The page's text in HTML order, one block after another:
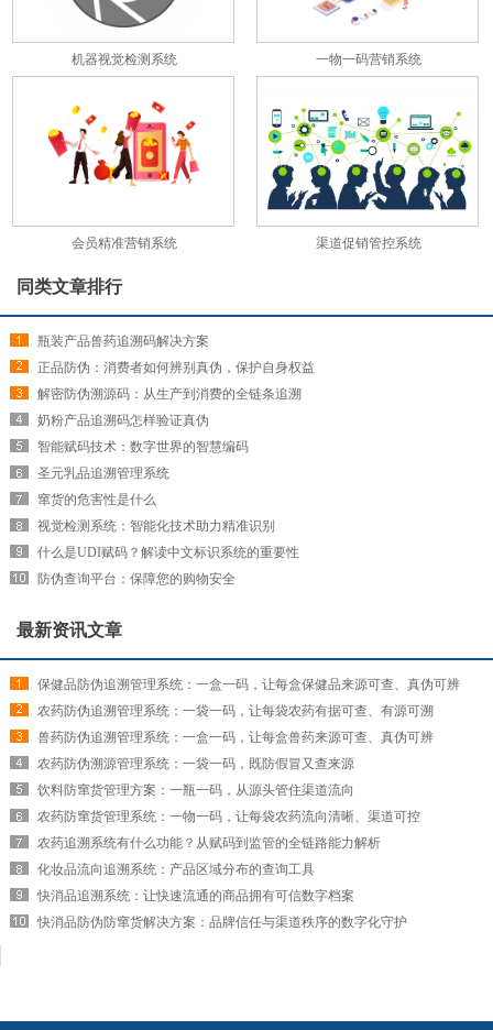
机器视觉检测系统 一物一码营销系统
会员精准营销系统 渠道促销管控系统
同类文章排行
瓶装产品兽药追溯码解决方案
正品防伪：消费者如何辨别真伪，保护自身权益
解密防伪溯源码：从生产到消费的全链条追溯
奶粉产品追溯码怎样验证真伪
智能赋码技术：数字世界的智慧编码
圣元乳品追溯管理系统
窜货的危害性是什么
视觉检测系统：智能化技术助力精准识别
什么是UDI赋码？解读中文标识系统的重要性
防伪查询平台：保障您的购物安全
最新资讯文章
保健品防伪追溯管理系统：一盒一码，让每盒保健品来源可查、真伪可辨
农药防伪追溯管理系统：一袋一码，让每袋农药有据可查、有源可溯
兽药防伪追溯管理系统：一盒一码，让每盒兽药来源可查、真伪可辨
农药防伪溯源管理系统：一袋一码，既防假冒又查来源
饮料防窜货管理方案：一瓶一码，从源头管住渠道流向
农药防窜货管理系统：一物一码，让每袋农药流向清晰、渠道可控
农药追溯系统有什么功能？从赋码到监管的全链路能力解析
化妆品流向追溯系统：产品区域分布的查询工具
快消品追溯系统：让快速流通的商品拥有可信数字档案
快消品防伪防窜货解决方案：品牌信任与渠道秩序的数字化守护